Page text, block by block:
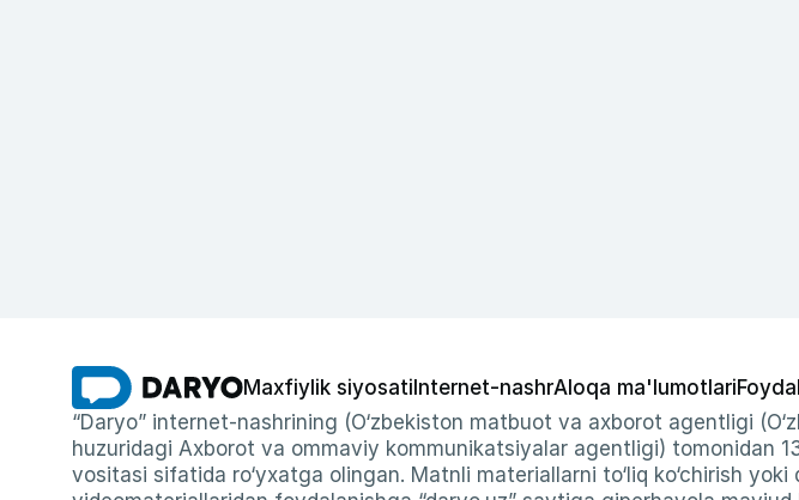
Maxfiylik siyosati Internet-nashrAloqa ma'lumotlari
“Daryo” internet-nashrining (O‘zbekiston matbuot va axborot agentligi
huzuridagi Axborot va ommaviy kommunikatsiyalar agentligi) tomonidan
vositasi sifatida ro‘yxatga olingan. Matnli materiallarni to‘liq ko‘chirish